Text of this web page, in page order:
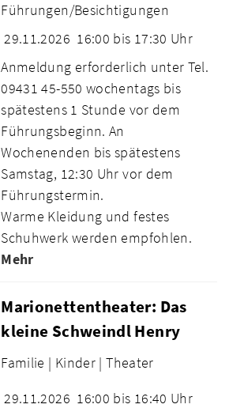
Führungen/Besichtigungen
29.11.2026 16:00 bis 17:30 Uhr
Anmeldung erforderlich unter Tel.
09431 45-550 wochentags bis
spätestens 1 Stunde vor dem
Führungsbeginn. An
Wochenenden bis spätestens
Samstag, 12:30 Uhr vor dem
Führungstermin.
Warme Kleidung und festes
Schuhwerk werden empfohlen.
Mehr
Marionettentheater: Das
kleine Schweindl Henry
Familie | Kinder | Theater
29.11.2026 16:00 bis 16:40 Uhr